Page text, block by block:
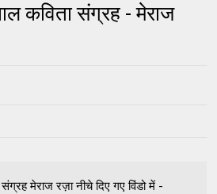
कविता संग्रह - मेराज
मेराज रज़ा नीचे दिए गए विंडो में -